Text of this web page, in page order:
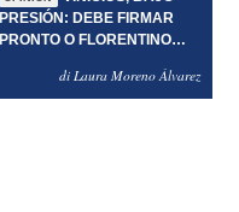
PRESIÓN: DEBE FIRMAR
PRONTO O FLORENTINO
di Laura Moreno Álvarez